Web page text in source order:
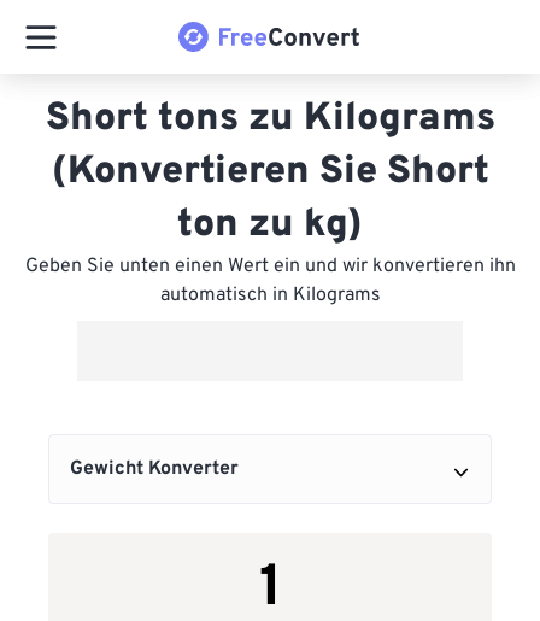
Short tons zu Kilograms
(Konvertieren Sie Short
ton zu kg)
Geben Sie unten einen Wert ein und wir konvertieren ihn
automatisch in Kilograms